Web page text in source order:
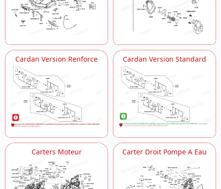
Cardan Version Renforce Cardan Version Standard
Carters Moteur Carter Droit Pompe A Eau